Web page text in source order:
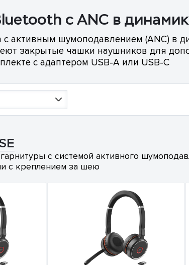
с ANC в
активным шумоподавлением (ANC) в
закрытые чашки наушников для
с адаптером USB-A или USB-C
с системой активного
с креплением за шею